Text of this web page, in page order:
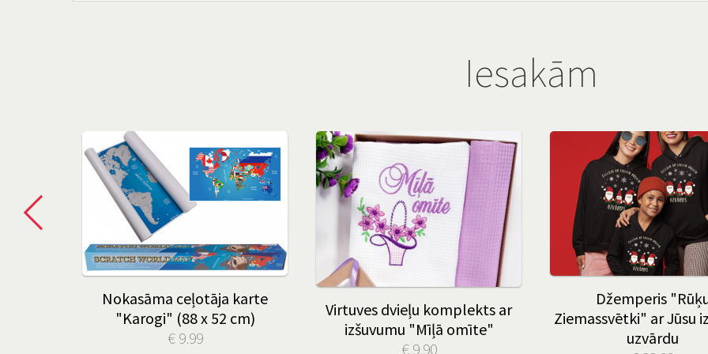
Iesakām
Nokasāma ceļotāja karte
"Karogi" (88 x 52 cm)
€ 9.99
Virtuves dvieļu komplekts ar
izšuvumu "Mīļā omīte"
€ 9.90
Džemperis
Ziemassvētki" ar Jūsu
uzvārdu